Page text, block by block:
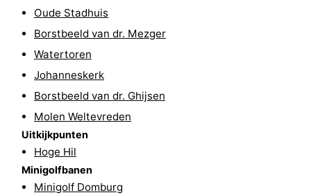
Bruinisse
Natuur
Oosterschelde
Burgh
Haamstede
Natuur
Walcheren
Oude Stadhuis
Borstbeeld van dr. Mezger
Watertoren
Johanneskerk
Borstbeeld van dr. Ghijsen
Molen Weltevreden
Uitkijkpunten
Hoge Hil
Minigolfbanen
Minigolf Domburg